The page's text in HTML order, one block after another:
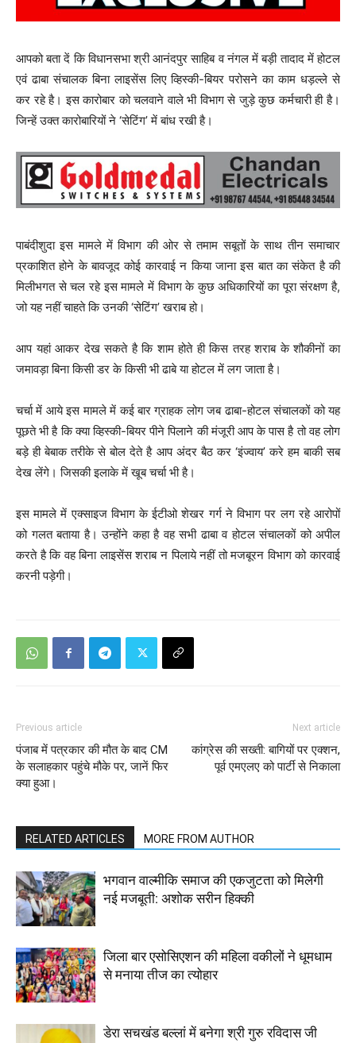
आपको बता दें कि विधानसभा श्री आनंदपुर साहिब व नंगल में बड़ी तादाद में होटल
एवं ढाबा संचालक बिना लाइसेंस लिए व्हिस्की-बियर परोसने का काम धड़ल्ले से
कर रहे है। इस कारोबार को चलवाने वाले भी विभाग से जुड़े कुछ कर्मचारी ही है।
जिन्हें उक्त कारोबारियों ने ‘सेटिंग’ में बांध रखी है।
पाबंदीशुदा इस मामले में विभाग की ओर से तमाम सबूतों के साथ तीन समाचार
प्रकाशित होने के बावजूद कोई कारवाई न किया जाना इस बात का संकेत है की
मिलीभगत से चल रहे इस मामले में विभाग के कुछ अधिकारियों का पूरा संरक्षण है,
जो यह नहीं चाहते कि उनकी ‘सेटिंग’ खराब हो।
आप यहां आकर देख सकते है कि शाम होते ही किस तरह शराब के शौकीनों का
जमावड़ा बिना किसी डर के किसी भी ढाबे या होटल में लग जाता है।
चर्चा में आये इस मामले में कई बार ग्राहक लोग जब ढाबा-होटल संचालकों को यह
पूछते भी है कि क्या व्हिस्की-बियर पीने पिलाने की मंजूरी आप के पास है तो वह लोग
बड़े ही बेबाक तरीके से बोल देते है आप अंदर बैठ कर ‘इंज्वाय’ करे हम बाकी सब
देख लेंगे। जिसकी इलाके में खूब चर्चा भी है।
इस मामले में एक्साइज विभाग के ईटीओ शेखर गर्ग ने विभाग पर लग रहे आरोपों
को गलत बताया है। उन्होंने कहा है वह सभी ढाबा व होटल संचालकों को अपील
करते है कि वह बिना लाइसेंस शराब न पिलाये नहीं तो मजबूरन विभाग को कारवाई
करनी पड़ेगी।
Previous article
पंजाब में पत्रकार की मौत के बाद CM
के सलाहकार पहुंचे मौके पर, जानें फिर
क्या हुआ।
Next article
कांग्रेस की सख्ती: बागियों पर एक्शन,
पूर्व एमएलए को पार्टी से निकाला
RELATED ARTICLES MORE FROM AUTHOR
भगवान वाल्मीकि समाज की एकजुटता को मिलेगी
नई मजबूती: अशोक सरीन हिक्की
जिला बार एसोसिएशन की महिला वकीलों ने धूमधाम
से मनाया तीज का त्योहार
डेरा सचखंड बल्लां में बनेगा श्री गुरु रविदास जी